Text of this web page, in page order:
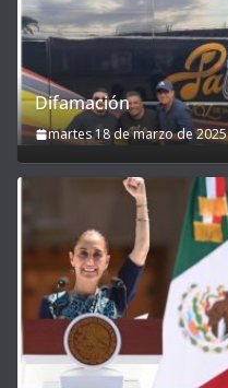
Difamación
martes 18 de marzo de 2025